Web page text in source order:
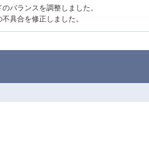
バランスを調整しました。
具合を修正しました。